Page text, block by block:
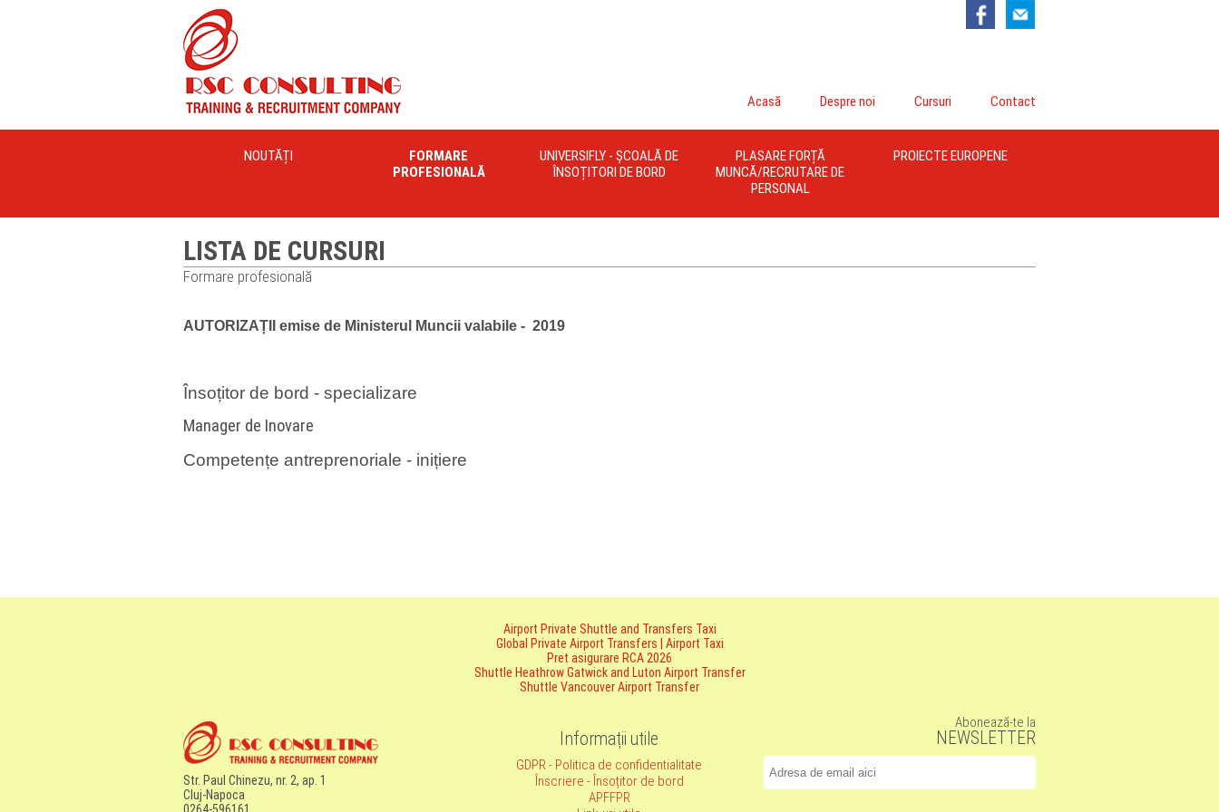
Acasă Despre noi Cursuri Contact
NOUTĂȚI
FORMARE
PROFESIONALĂ
UNIVERSIFLY - ȘCOALĂ DE
ÎNSOȚITORI DE BORD
PLASARE FORȚĂ
MUNCĂ/RECRUTARE DE
PERSONAL
PROIECTE EUROPENE
LISTA DE CURSURI
Formare profesională
AUTORIZAȚII emise de Ministerul Muncii valabile - 2019
Însoțitor de bord - specializare
Manager de Inovare
Competențe antreprenoriale - inițiere
Airport Private Shuttle and Transfers Taxi
Global Private Airport Transfers | Airport Taxi
Pret asigurare RCA 2026
Shuttle Heathrow Gatwick and Luton Airport Transfer
Shuttle Vancouver Airport Transfer
Str. Paul Chinezu, nr. 2, ap. 1
Cluj-Napoca
Informații utile
GDPR - Politica de confidentialitate
Înscriere - Însoțitor de bord
APFFPR
Abonează-te la
NEWSLETTER